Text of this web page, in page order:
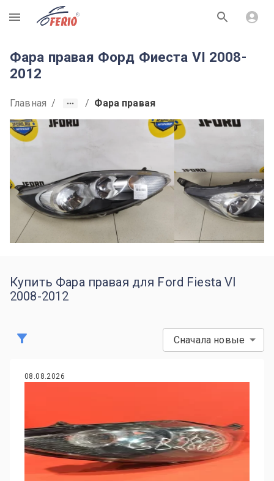
R
Фара правая Форд Фиеста VI 2008-
2012
Главная / / Фара правая
Купить Фара правая для Ford Fiesta VI
2008-2012
Сначала новые
08.08.2026